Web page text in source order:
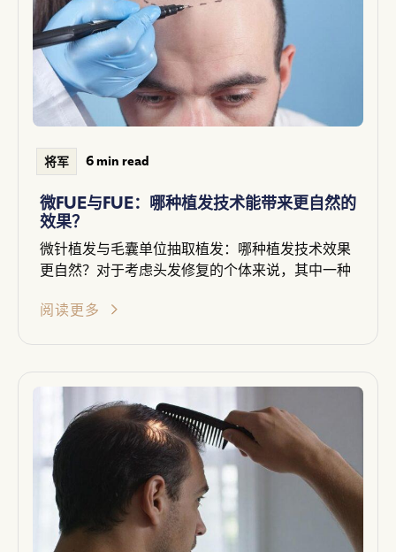
将军 6 min read
微FUE与FUE：哪种植发技术能带来更自然的
效果？
微针植发与毛囊单位抽取植发：哪种植发技术效果
更自然？对于考虑头发修复的个体来说，其中一种
阅读更多